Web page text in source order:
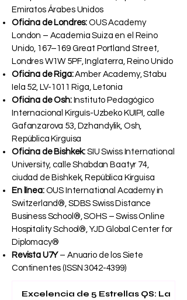
Oficina de Ajman: VBNN Smart Education
Group – Amber Gem Tower, Ajman,
Emiratos Árabes Unidos
Oficina de Londres:
OUS Academy
London – Academia Suiza en el Reino
Unido, 167–169 Great Portland Street,
Londres W1W 5PF, Inglaterra, Reino Unido
Oficina de Riga: Amber Academy, Stabu
Iela 52, LV-1011 Riga, Letonia
Oficina de Osh:Instituto Pedagógico
Internacional Kirguís-Uzbeko KUIPI, calle
Gafanzarova 53, Dzhandylik, Osh,
República Kirguisa
Oficina de Bishkek:SIU Swiss International
University, calle Shabdan Baatyr 74,
ciudad de Bishkek, República Kirguisa
En línea:
OUS International Academy in
Switzerland®, SDBS Swiss Distance
Business School®, SOHS – Swiss Online
Hospitality School®, YJD Global Center for
Diplomacy®
Continentes (ISSN
3042-4399)